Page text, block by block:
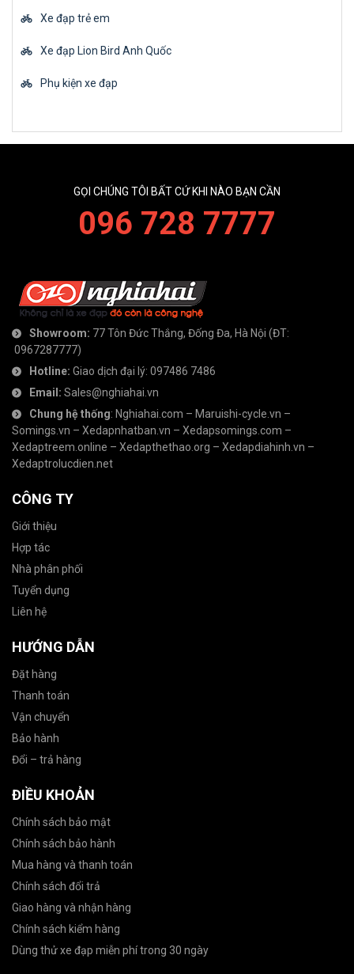
Xe đạp trẻ em
Xe đạp Lion Bird Anh Quốc
Phụ kiện xe đạp
GỌI CHÚNG TÔI BẤT CỨ KHI NÀO BẠN CẦN
096 728 7777
Showroom: 77 Tôn Đức Thắng, Đống Đa, Hà Nội (ĐT:
0967287777)
Hotline: Giao dịch đại lý: 097486 7486
Email: Sales@nghiahai.vn
Chung hệ thống: Nghiahai.com – Maruishi-cycle.vn –
Somings.vn – Xedapnhatban.vn – Xedapsomings.com –
Xedaptreem.online – Xedapthethao.org – Xedapdiahinh.vn –
Xedaptrolucdien.net
CÔNG TY
Giới thiệu
Hợp tác
Nhà phân phối
Tuyển dụng
Liên hệ
HƯỚNG DẪN
Đặt hàng
Thanh toán
Vận chuyển
Bảo hành
Đổi – trả hàng
ĐIỀU KHOẢN
Chính sách bảo mật
Chính sách bảo hành
Mua hàng và thanh toán
Chính sách đổi trả
Giao hàng và nhận hàng
Chính sách kiểm hàng
Dùng thử xe đạp miễn phí trong 30 ngày